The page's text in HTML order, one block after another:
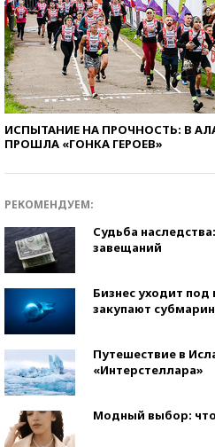
ИСПЫТАНИЕ НА ПРОЧНОСТЬ: В
ПРОШЛА «ГОНКА ГЕРОЕВ»
РЕКОМЕНДУЕМ:
Судьба
завещаний
Бизнес уходит под
закупают
Путешествие в
«Интерстеллара»
Модный выбор: что